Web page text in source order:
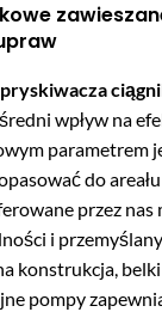
wpływ na
parametrem
do
przez nas
i
konstrukcja,
pompy